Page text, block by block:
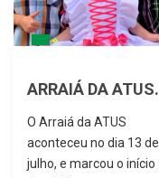
ARRAIÁ DA ATUS.
O Arraiá da ATUS
aconteceu no dia 13 de
julho, e marcou o início